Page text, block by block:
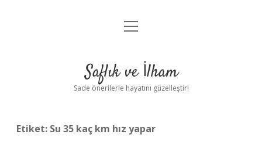
Anasayfa
Yasal Uyarı
menüyü
Saflık ve İlham
Sade önerilerle hayatını güzelleştir!
Etiket: Su 35 kaç km hız yapar